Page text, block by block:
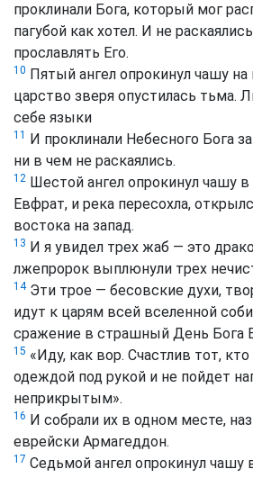
проклинали Бога, который мог
пагубой как хотел. И не
прославлять Его.
10 Пятый ангел опрокинул чашу на
царство зверя опустилась тьма.
себе языки
11
И проклинали Небесного Бога
ни в чем не раскаялись.
12 Шестой ангел опрокинул чашу
Евфрат, и река пересохла,
востока на запад.
13 И я увидел трех жаб — это
лжепророк выплюнули трех
14Эти трое — бесовские духи,
идут к царям всей вселенной
сражение в страшный День Бога
15 «Иду, как вор. Счастлив тот,
одеждой под рукой и не пойдет
неприкрытым».
16 И собрали их в одном месте,
еврейски Армагеддон.
17 Седьмой ангел опрокинул чашу